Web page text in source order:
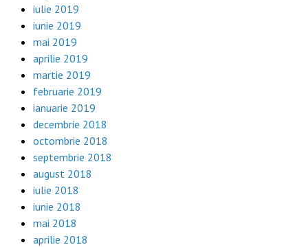
iulie 2019
iunie 2019
mai 2019
aprilie 2019
martie 2019
februarie 2019
ianuarie 2019
decembrie 2018
octombrie 2018
septembrie 2018
august 2018
iulie 2018
iunie 2018
mai 2018
aprilie 2018